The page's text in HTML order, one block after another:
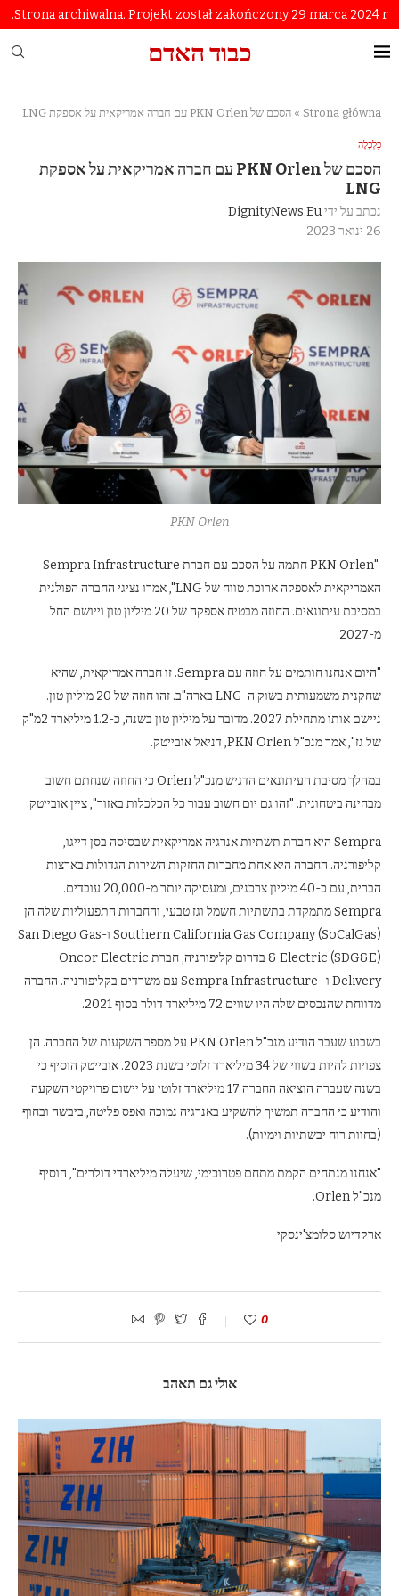
Strona archiwalna. Projekt został zakończony 29 marca 2024 r.
כבוד האדם
Strona główna
» הסכם של PKN Orlen עם חברה אמריקאית על אספקת LNG
כַּלְכָּלָה
הסכם של PKN Orlen עם חברה אמריקאית על אספקת
LNG
נכתב על ידיDignityNews.eu
26 ינואר 2023
PKN Orlen
"PKN Orlen חתמה על הסכם עם חברת Sempra Infrastructure
האמריקאית לאספקה ​​ארוכת טווח של LNG", אמרו נציגי החברה הפולנית
במסיבת עיתונאים. החוזה מבטיח אספקה ​​של 20 מיליון טון וייושם החל
מ-2027.
"היום אנחנו חותמים על חוזה עם Sempra. זו חברה אמריקאית, שהיא
שחקנית משמעותית בשוק ה-LNG בארה"ב. זהו חוזה של 20 מיליון טון.
ניישם אותו מתחילת 2027. מדובר על מיליון טון בשנה, כ-1.2 מיליארד 2מ"ק
של גז", אמר מנכ"ל PKN Orlen, דניאל אובייטק.
במהלך מסיבת העיתונאים הדגיש מנכ"ל Orlen כי החוזה שנחתם חשוב
מבחינה ביטחונית. "זהו גם יום חשוב עבור כל הכלכלות באזור", ציין אובייטק.
Sempra היא חברת תשתיות אנרגיה אמריקאית שבסיסה בסן דייגו,
קליפורניה. החברה היא אחת מחברות החזקות השירות הגדולות בארצות
הברית, עם כ-40 מיליון צרכנים, ומעסיקה יותר מ-20,000 עובדים.
Sempra מתמקדת בתשתיות חשמל וגז טבעי, והחברות התפעוליות שלה הן
Southern California Gas Company (SoCalGas) ו-San Diego Gas
& Electric (SDG&E) בדרום קליפורניה; חברת Oncor Electric
Delivery ו- Sempra Infrastructure עם משרדים בקליפורניה. החברה
מדווחת שהנכסים שלה היו שווים 72 מיליארד דולר בסוף 2021.
בשבוע שעבר הודיע ​​מנכ"ל PKN Orlen על מספר השקעות של החברה. הן
צפויות להיות בשווי של 34 מיליארד זלוטי בשנת 2023. אובייטק הוסיף כי
בשנה שעברה הוציאה החברה 17 מיליארד זלוטי על יישום פרויקטי השקעה
והודיע כי החברה תמשיך להשקיע באנרגיה נמוכה ואפס פליטה, ביבשה ובחוף
(בחוות רוח יבשתיות וימיות).
"אנחנו מנתחים הקמת מתחם פטרוכימי, שיעלה מיליארדי דולרים", הוסיף
מנכ"ל Orlen.
ארקדיוש סלומצ'ינסקי
0
אולי גם תאהב